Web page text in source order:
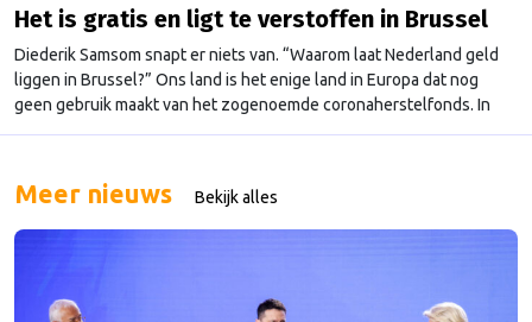
Het is gratis en ligt te verstoffen in Brussel
Diederik Samsom snapt er niets van. “Waarom laat Nederland geld
liggen in Brussel?” Ons land is het enige land in Europa dat nog
geen gebruik maakt van het zogenoemde coronaherstelfonds. In
totaal is er 750 miljard euro voor alle lidstaten te verkrijgen. Voor
leider van de …
Meer nieuws Bekijk alles